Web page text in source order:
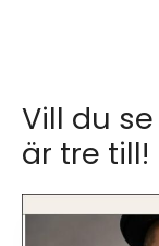
Vill du
är tre till!